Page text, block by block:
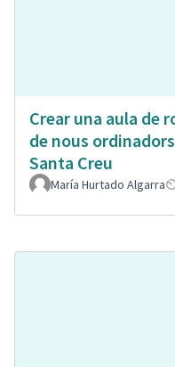
Crear una aula de
de nous
Santa Creu
María Hurtado Algarra